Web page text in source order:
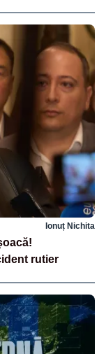
Ionuț Nichita
rutier